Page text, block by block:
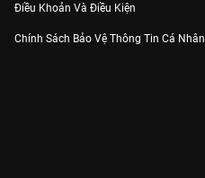
Điều Khoản Và Điều Kiện
Chính Sách Bảo Vệ Thông Tin Cá Nhân